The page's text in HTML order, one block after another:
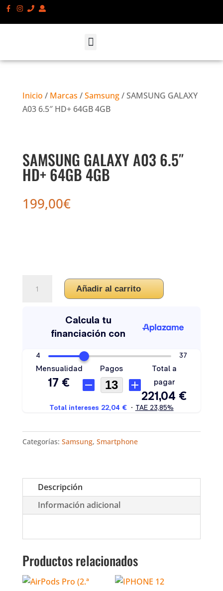
Inicio / Marcas /Samsung/ SAMSUNG GALAXY
A03 6.5″ HD+ 64GB 4GB
SAMSUNG GALAXY A03 6.5″
HD+ 64GB 4GB
199,00€
Añadir al carrito
Categorías: Samsung, Smartphone
Descripción
Información adicional
Productos relacionados